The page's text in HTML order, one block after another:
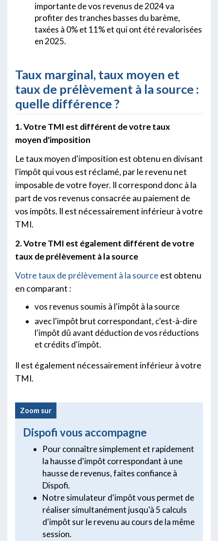
importante de vos revenus de 2024 va
profiter des tranches basses du barème,
taxées à 0% et 11% et qui ont été revalorisées
en 2025.
Taux marginal, taux moyen et
taux de prélèvement à la source :
quelle différence ?
1. Votre TMI est différent de votre taux
moyen d'imposition
Le taux moyen d'imposition est obtenu en divisant
l'impôt qui vous est réclamé, par le revenu net
imposable de votre foyer. Il correspond donc à la
part de vos revenus consacrée au paiement de
vos impôts. Il est nécessairement inférieur à votre
TMI.
2. Votre TMI est également différent de votre
taux de prélèvement à la source
Votre taux de prélèvement à la source est obtenu
en comparant :
vos revenus soumis à l'impôt à la source
avec l'impôt brut correspondant, c'est-à-dire
l'impôt dû avant déduction de vos réductions
et crédits d'impôt.
Il est également nécessairement inférieur à votre
TMI.
Zoom sur
Dispofi vous accompagne
Pour connaître simplement et rapidement
la hausse d'impôt correspondant à une
hausse de revenus, faites confiance à
Dispofi.
Notre simulateur d'impôt vous permet de
réaliser simultanément jusqu'à 5 calculs
d'impôt sur le revenu au cours de la même
session.